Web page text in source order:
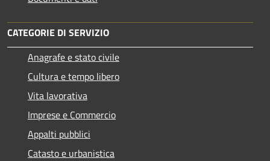
CATEGORIE DI SERVIZIO
Anagrafe e stato civile
Cultura e tempo libero
Vita lavorativa
Imprese e Commercio
Appalti pubblici
Catasto e urbanistica